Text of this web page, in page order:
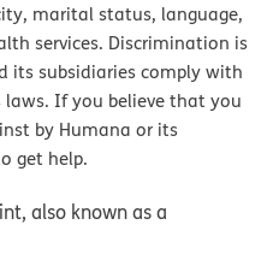
marital status, language,
services. Discrimination is
its subsidiaries comply with
laws. If you believe that you
by Humana or its
get help.
also known as a